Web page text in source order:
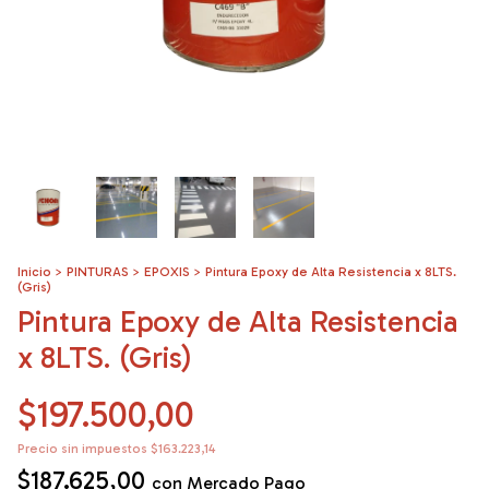
Inicio > PINTURAS > EPOXIS > Pintura Epoxy de Alta Resistencia x 8LTS.
(Gris)
Pintura Epoxy de Alta Resistencia
x 8LTS. (Gris)
$197.500,00
Precio sin impuestos $163.223,14
$187.625,00 con Mercado Pago